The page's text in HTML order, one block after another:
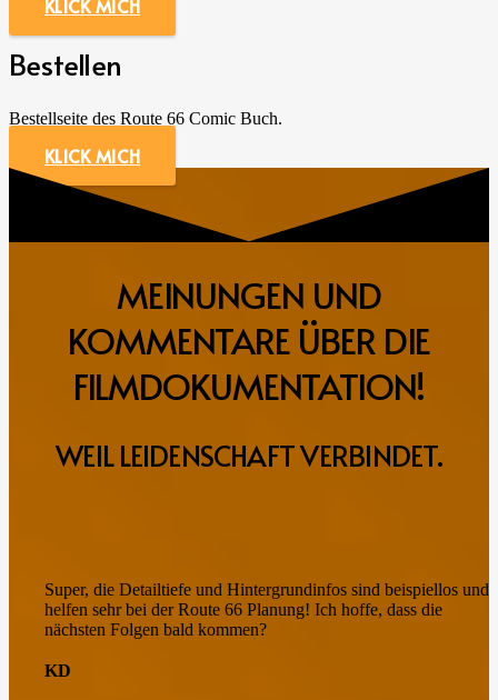
KLICK MICH
Bestellen
Bestellseite des Route 66 Comic Buch.
KLICK MICH
MEINUNGEN UND
KOMMENTARE ÜBER DIE
FILMDOKUMENTATION!
WEIL LEIDENSCHAFT VERBINDET.
Super, die Detailtiefe und Hintergrundinfos sind beispiellos und
helfen sehr bei der Route 66 Planung! Ich hoffe, dass die
nächsten Folgen bald kommen?
KD